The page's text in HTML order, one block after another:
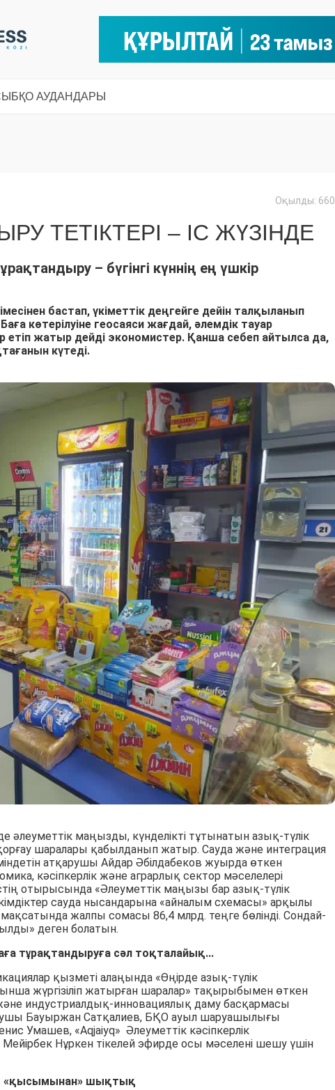
БҚО АУДАНДАРЫ
Оқылды: 660
ТЕТІКТЕРІ – ІС ЖҮЗІНДЕ
– бүгінгі күннің ең үшкір
бастап, үкіметтік деңгейге дейін талқыланып
көтерілуіне геосаяси жағдай, әлемдік тауар
жатыр дейді экономистер. Қанша себеп айтылса да,
күтеді.
әлеуметтік маңызды, күнделікті тұтынатын азық-түлік
шаралары қабылданып жатыр. Сауда және интеграция
атқарушы Айдар Әбілдабеков жуырда өткен
кәсіпкерлік және аграрлық сектор мәселелері
отырысында «Әлеуметтік маңызы бар азық-түлік
сауда нысандарына «айналым схемасы» арқылы
жалпы сомасы 86,4 млрд. теңге бөлінді. Сондай-
деген болатын.
тұрақтандыруға сәл тоқталайық...
қызметі алаңында «Өңірде азық-түлік
жүргізіліп жатырған шаралар» тақырыбымен өткен
индустриалдық-инновациялық даму басқармасы
Бауыржан Сатқалиев, БҚО ауыл шаруашылығы
Умашев, «Aqjaiyq» Әлеуметтік кәсіпкерлік
Нұркен тікелей эфирде осы мәселені шешу үшін
«қысымынан» шықтық